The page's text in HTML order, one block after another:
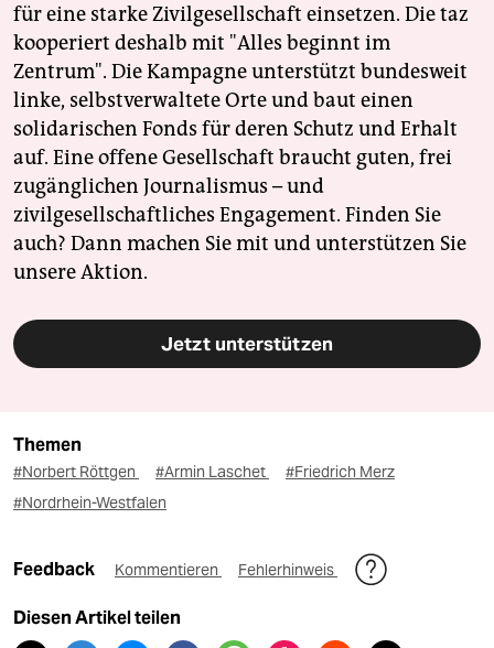
für eine starke Zivilgesellschaft einsetzen. Die taz
kooperiert deshalb mit "Alles beginnt im
Zentrum". Die Kampagne unterstützt bundesweit
linke, selbstverwaltete Orte und baut einen
solidarischen Fonds für deren Schutz und Erhalt
auf. Eine offene Gesellschaft braucht guten, frei
zugänglichen Journalismus – und
zivilgesellschaftliches Engagement. Finden Sie
auch? Dann machen Sie mit und unterstützen Sie
unsere Aktion.
Jetzt unterstützen
Themen
#Norbert Röttgen #Armin Laschet
#Friedrich Merz
#Nordrhein-Westfalen
Feedback Kommentieren Fehlerhinweis
Diesen Artikel teilen